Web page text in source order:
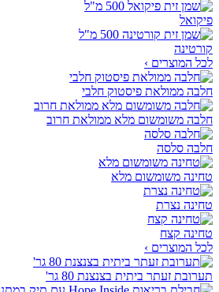
פיקואל
קורטינה
לכל המוצרים ›
חלבה ממולאת פיסטוק חלבי
חלבה משומשום מלא ממולאת חרוב
חלבה סלסה
טחינה משומשום מלא
טחינה נצרת
טחינה קצח
לכל המוצרים ›
תערובת זעתר ביתית בצנצנת 80 גר'